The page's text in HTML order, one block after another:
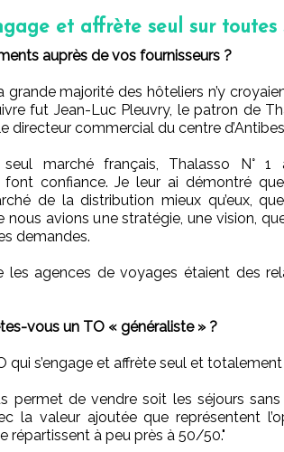
et affrète seul sur toutes
auprès de vos fournisseurs ?
majorité des hôteliers n’y
fut Jean-Luc Pleuvry, le patron de
directeur commercial du centre
seul marché français, Thalasso N° 1
font confiance. Je leur ai démontré
de la distribution mieux qu’eux,
nous avions une stratégie, une vision,
demandes.
les agences de voyages étaient des
vous un TO « généraliste » ?
qui s’engage et affrète seul et
permet de vendre soit les séjours
la valeur ajoutée que représentent
répartissent à peu près à 50/50."